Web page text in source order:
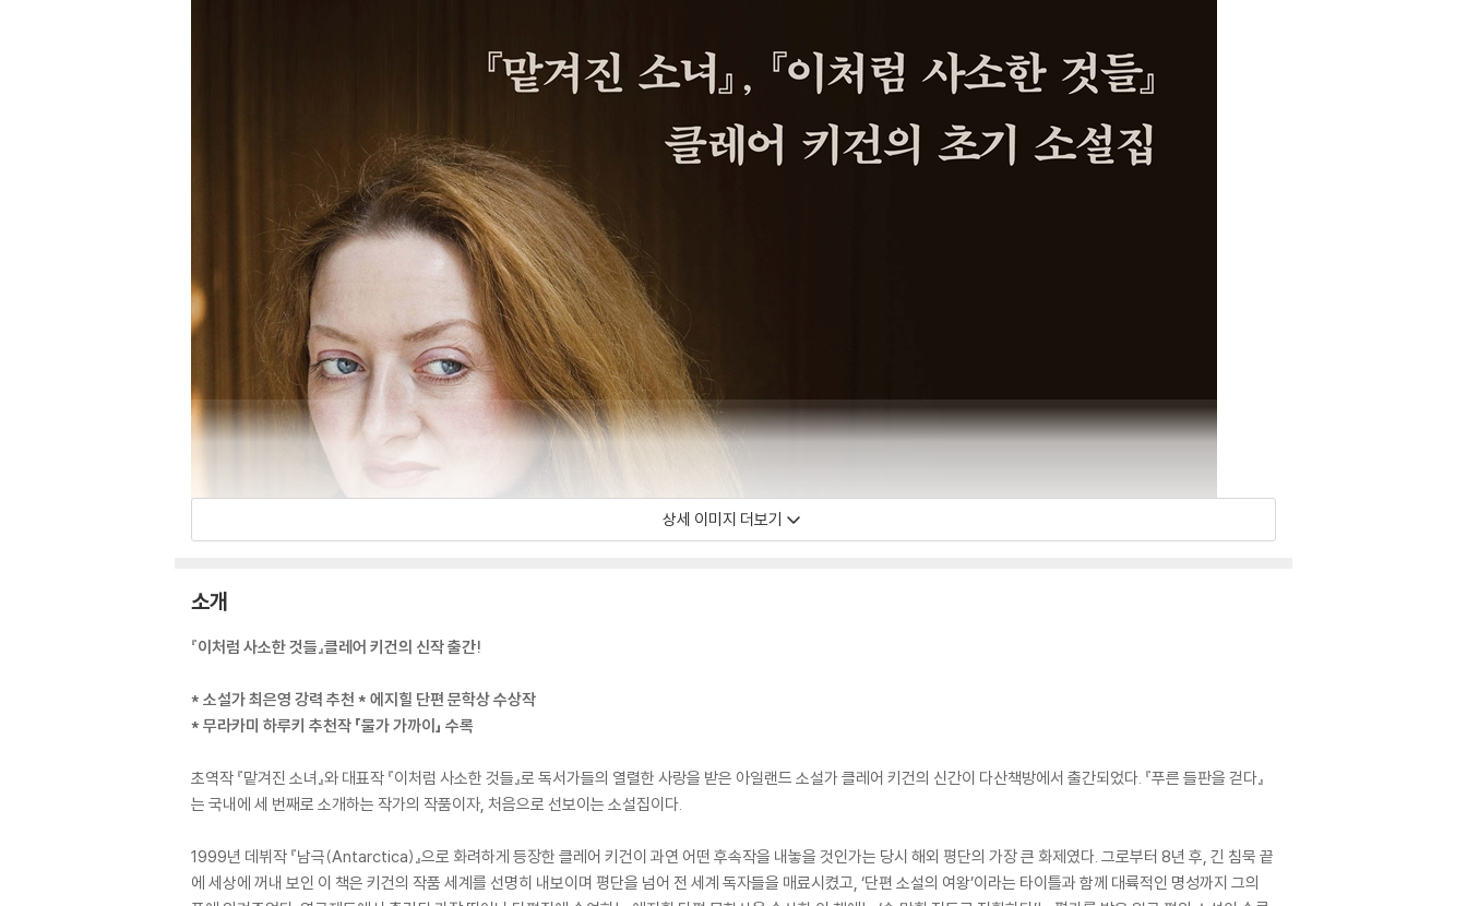
상세 이미지 더보기
소개
『이처럼 사소한 것들』클레어 키건의 신작 출간!
* 소설가 최은영 강력 추천 * 에지힐 단편 문학상 수상작
* 무라카미 하루키 추천작 「물가 가까이」 수록
초역작 『맡겨진 소녀』와 대표작 『이처럼 사소한 것들』로 독서가들의 열렬한 사랑을 받은 아일랜드 소설가 클레어 키건의 신간이 다산책방에서 출간되었다. 『푸른 들판을 걷다』
는 국내에 세 번째로 소개하는 작가의 작품이자, 처음으로 선보이는 소설집이다.
1999년 데뷔작 『남극(Antarctica)』으로 화려하게 등장한 클레어 키건이 과연 어떤 후속작을 내놓을 것인가는 당시 해외 평단의 가장 큰 화제였다. 그로부터 8년 후, 긴 침묵 끝
에 세상에 꺼내 보인 이 책은 키건의 작품 세계를 선명히 내보이며 평단을 넘어 전 세계 독자들을 매료시켰고, ‘단편 소설의 여왕’이라는 타이틀과 함께 대륙적인 명성까지 그의